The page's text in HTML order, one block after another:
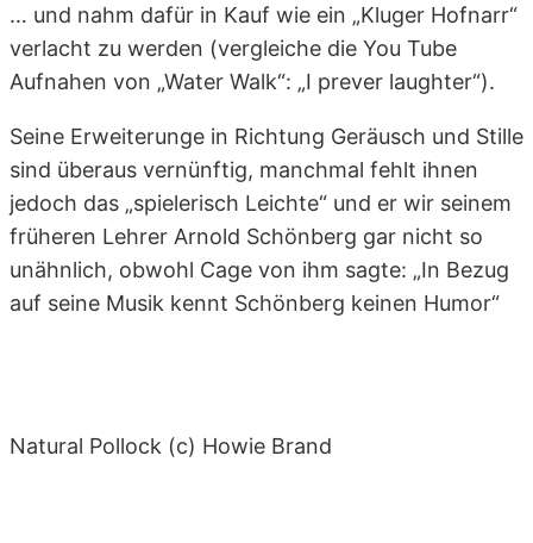
… und nahm dafür in Kauf wie ein „Kluger Hofnarr“
verlacht zu werden (vergleiche die You Tube
Aufnahen von „Water Walk“: „I prever laughter“).
Seine Erweiterunge in Richtung Geräusch und Stille
sind überaus vernünftig, manchmal fehlt ihnen
jedoch das „spielerisch Leichte“ und er wir seinem
früheren Lehrer Arnold Schönberg gar nicht so
unähnlich, obwohl Cage von ihm sagte: „In Bezug
auf seine Musik kennt Schönberg keinen Humor“
Natural Pollock (c) Howie Brand